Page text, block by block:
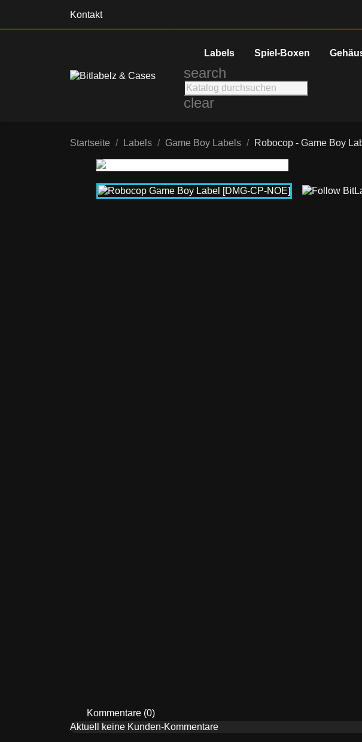
Kontakt
Labels Spiel-Boxen
search
clear
Startseite Labels Game Boy Labels Robocop - Game Boy
Kommentare (0)
Aktuell keine Kunden-Kommentare